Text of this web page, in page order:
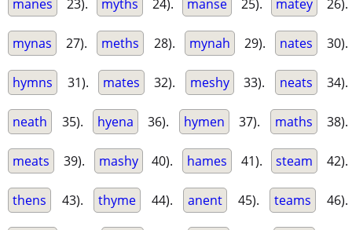
manes 23). myths 24). manse 25). matey 26).
mynas 27). meths 28). mynah 29). nates 30).
hymns 31). mates 32). meshy 33). neats 34).
neath 35). hyena 36). hymen 37). maths 38).
meats 39). mashy 40). hames 41). steam 42).
thens 43). thyme 44). anent 45). teams 46).